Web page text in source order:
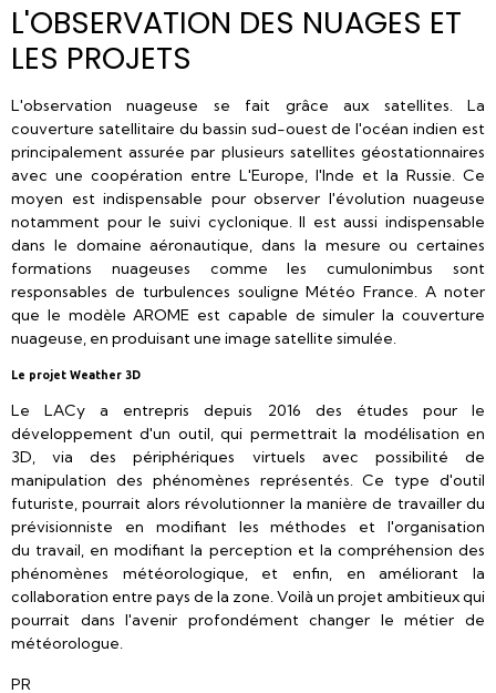
L'OBSERVATION DES NUAGES ET
LES PROJETS
L'observation nuageuse se fait grâce aux satellites. La
couverture satellitaire du bassin sud-ouest de l'océan indien est
principalement assurée par plusieurs satellites géostationnaires
avec une coopération entre L'Europe, l'Inde et la Russie. Ce
moyen est indispensable pour observer l'évolution nuageuse
notamment pour le suivi cyclonique. Il est aussi indispensable
dans le domaine aéronautique, dans la mesure ou certaines
formations nuageuses comme les cumulonimbus sont
responsables de turbulences souligne Météo France. A noter
que le modèle AROME est capable de simuler la couverture
nuageuse, en produisant une image satellite simulée.
Le projet Weather 3D
Le LACy a entrepris depuis 2016 des études pour le
développement d'un outil, qui permettrait la modélisation en
3D, via des périphériques virtuels avec possibilité de
manipulation des phénomènes représentés. Ce type d'outil
futuriste, pourrait alors révolutionner la manière de travailler du
prévisionniste en modifiant les méthodes et l'organisation
du travail, en modifiant la perception et la compréhension des
phénomènes météorologique, et enfin, en améliorant la
collaboration entre pays de la zone. Voilà un projet ambitieux qui
pourrait dans l'avenir profondément changer le métier de
météorologue.
PR